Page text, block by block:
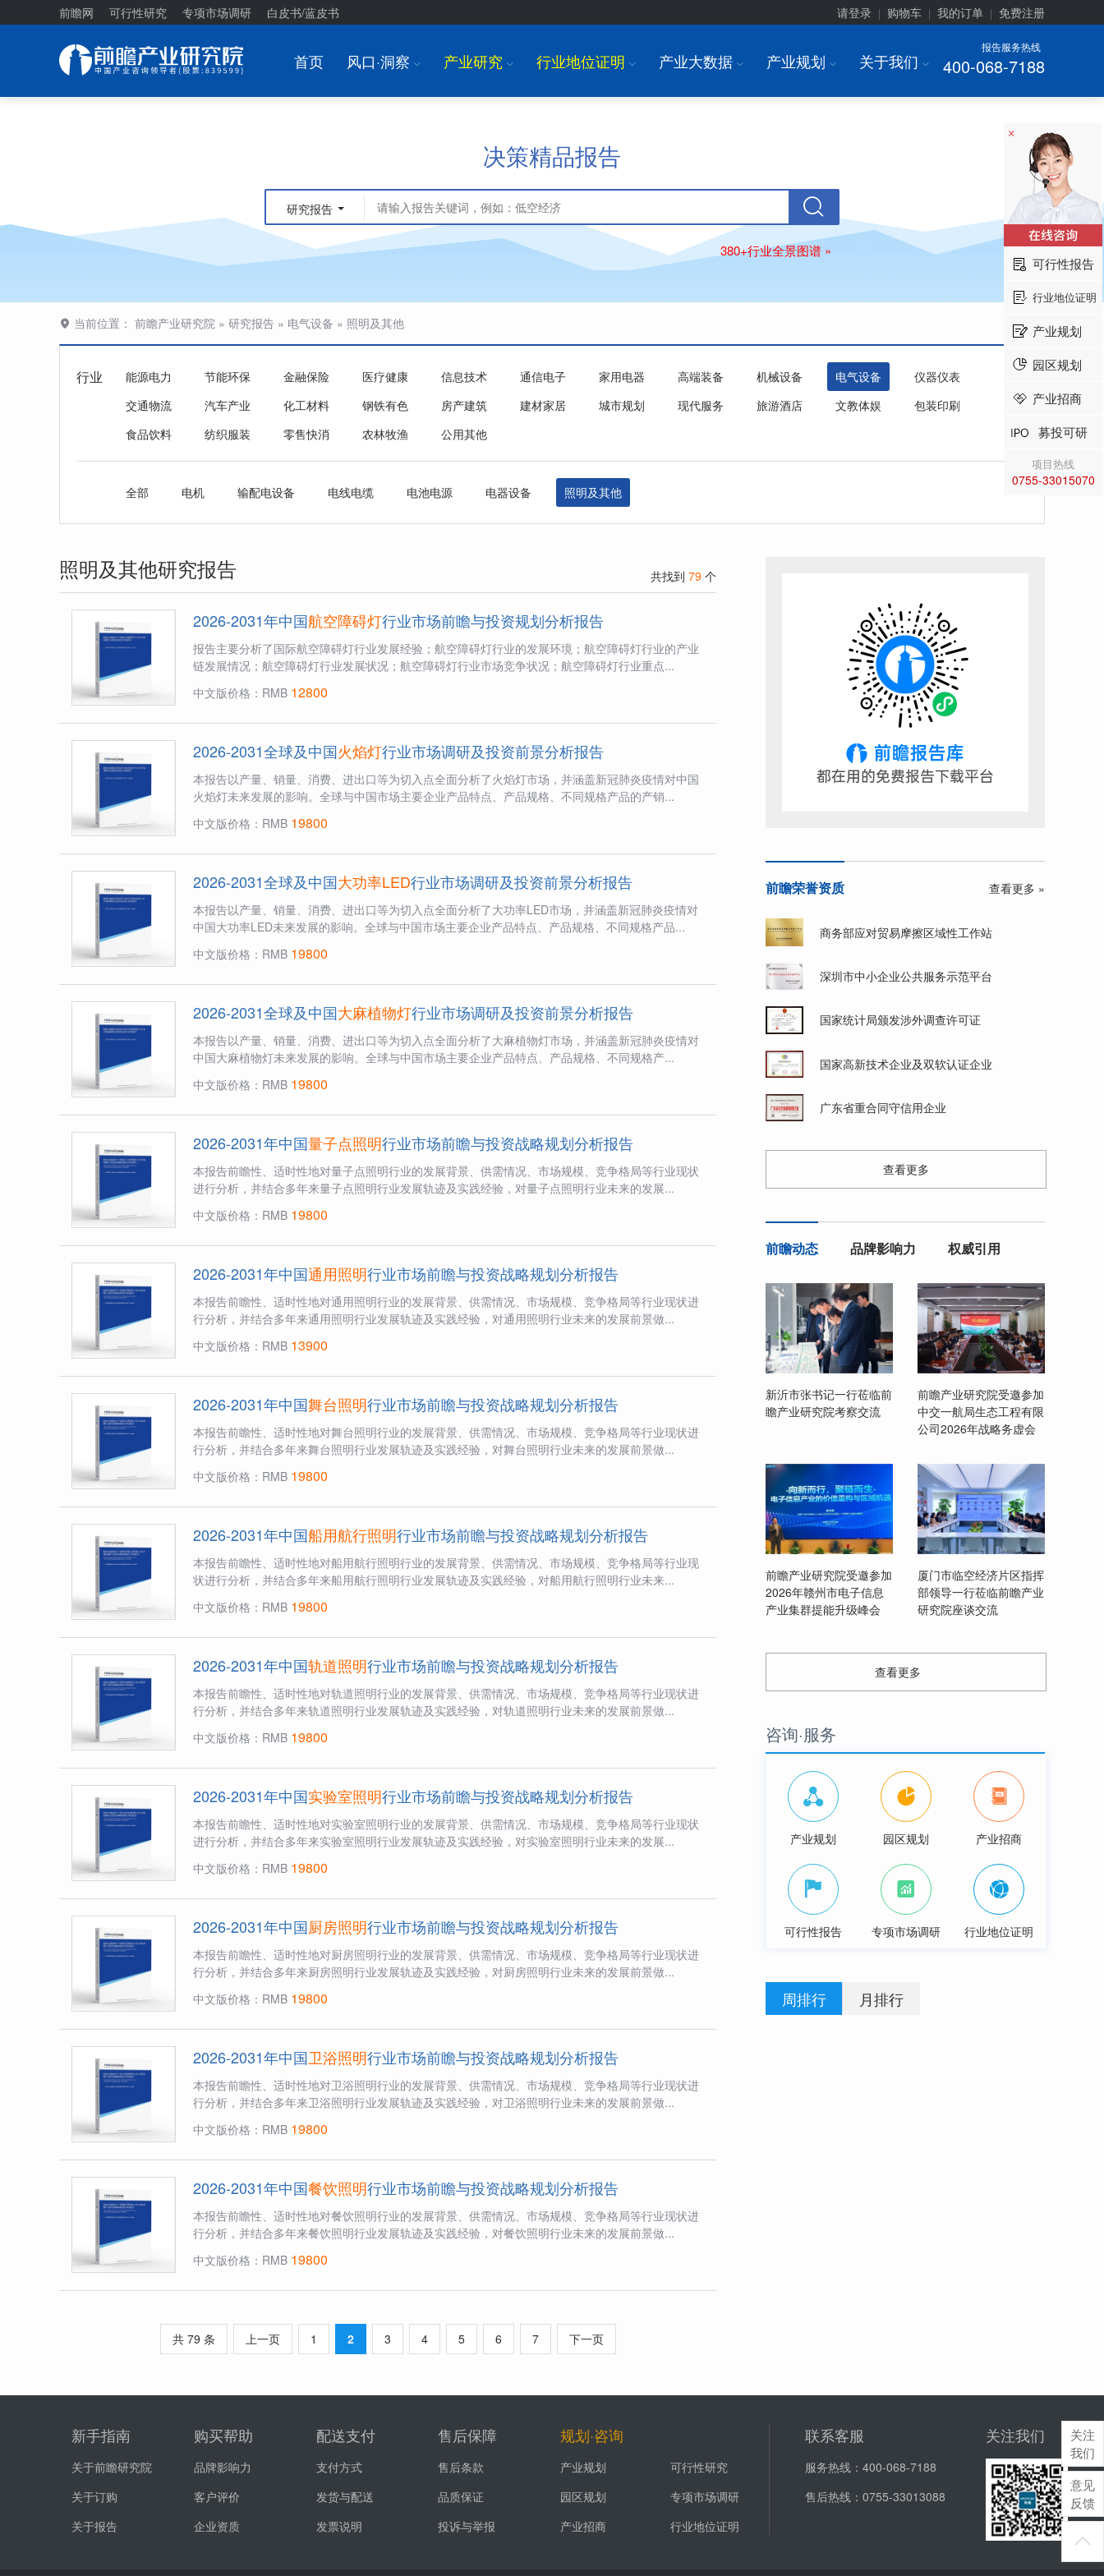
前瞻网 可行性研究 专项市场调研 白皮书/蓝皮书 请登录 购物车 我的订单 免费注册
报告服务热线
400-068-7188
首页 风口·洞察 I 产业研究 I 行业地位证明 I 产业大数据 I 产业规划 I 关于我们 I
决策精品报告
研究报告
380+行业全景图谱 »
当前位置： 前瞻产业研究院 » 研究报告 » 电气设备 » 照明及其他
行业 能源电力 节能环保 金融保险 医疗健康 信息技术 通信电子 家用电器 高端装备 机械设备 电气设备
仪器仪表
交通物流
汽车产业 化工材料 钢铁有色 房产建筑 建材家居 城市规划 现代服务 旅游酒店 文教体娱
包装印刷
食品饮料
纺织服装 零售快消 农林牧渔 公用其他
全部 电机 输配电设备 电线电缆 电池电源 电器设备 照明及其他
照明及其他研究报告 共找到 79 个
2026-2031年中国航空障碍灯行业市场前瞻与投资规划分析报告
报告主要分析了国际航空障碍灯行业发展经验；航空障碍灯行业的发展环境；航空障碍灯行业的产业
链发展情况；航空障碍灯行业发展状况；航空障碍灯行业市场竞争状况；航空障碍灯行业重点...
中文版价格：RMB 12800
2026-2031全球及中国火焰灯行业市场调研及投资前景分析报告
本报告以产量、销量、消费、进出口等为切入点全面分析了火焰灯市场，并涵盖新冠肺炎疫情对中国
火焰灯未来发展的影响。全球与中国市场主要企业产品特点、产品规格、不同规格产品的产销...
中文版价格：RMB 19800
2026-2031全球及中国大功率LED行业市场调研及投资前景分析报告
本报告以产量、销量、消费、进出口等为切入点全面分析了大功率LED市场，并涵盖新冠肺炎疫情对
中国大功率LED未来发展的影响。全球与中国市场主要企业产品特点、产品规格、不同规格产品...
中文版价格：RMB 19800
2026-2031全球及中国大麻植物灯行业市场调研及投资前景分析报告
本报告以产量、销量、消费、进出口等为切入点全面分析了大麻植物灯市场，并涵盖新冠肺炎疫情对
中国大麻植物灯未来发展的影响。全球与中国市场主要企业产品特点、产品规格、不同规格产...
中文版价格：RMB 19800
2026-2031年中国量子点照明行业市场前瞻与投资战略规划分析报告
本报告前瞻性、适时性地对量子点照明行业的发展背景、供需情况、市场规模、竞争格局等行业现状
进行分析，并结合多年来量子点照明行业发展轨迹及实践经验，对量子点照明行业未来的发展...
中文版价格：RMB 19800
2026-2031年中国通用照明行业市场前瞻与投资战略规划分析报告
本报告前瞻性、适时性地对通用照明行业的发展背景、供需情况、市场规模、竞争格局等行业现状进
行分析，并结合多年来通用照明行业发展轨迹及实践经验，对通用照明行业未来的发展前景做...
中文版价格：RMB 13900
2026-2031年中国舞台照明行业市场前瞻与投资战略规划分析报告
本报告前瞻性、适时性地对舞台照明行业的发展背景、供需情况、市场规模、竞争格局等行业现状进
行分析，并结合多年来舞台照明行业发展轨迹及实践经验，对舞台照明行业未来的发展前景做...
中文版价格：RMB 19800
2026-2031年中国船用航行照明行业市场前瞻与投资战略规划分析报告
本报告前瞻性、适时性地对船用航行照明行业的发展背景、供需情况、市场规模、竞争格局等行业现
状进行分析，并结合多年来船用航行照明行业发展轨迹及实践经验，对船用航行照明行业未来...
中文版价格：RMB 19800
2026-2031年中国轨道照明行业市场前瞻与投资战略规划分析报告
本报告前瞻性、适时性地对轨道照明行业的发展背景、供需情况、市场规模、竞争格局等行业现状进
行分析，并结合多年来轨道照明行业发展轨迹及实践经验，对轨道照明行业未来的发展前景做...
中文版价格：RMB 19800
2026-2031年中国实验室照明行业市场前瞻与投资战略规划分析报告
本报告前瞻性、适时性地对实验室照明行业的发展背景、供需情况、市场规模、竞争格局等行业现状
进行分析，并结合多年来实验室照明行业发展轨迹及实践经验，对实验室照明行业未来的发展...
中文版价格：RMB 19800
2026-2031年中国厨房照明行业市场前瞻与投资战略规划分析报告
本报告前瞻性、适时性地对厨房照明行业的发展背景、供需情况、市场规模、竞争格局等行业现状进
行分析，并结合多年来厨房照明行业发展轨迹及实践经验，对厨房照明行业未来的发展前景做...
中文版价格：RMB 19800
2026-2031年中国卫浴照明行业市场前瞻与投资战略规划分析报告
本报告前瞻性、适时性地对卫浴照明行业的发展背景、供需情况、市场规模、竞争格局等行业现状进
行分析，并结合多年来卫浴照明行业发展轨迹及实践经验，对卫浴照明行业未来的发展前景做...
中文版价格：RMB 19800
2026-2031年中国餐饮照明行业市场前瞻与投资战略规划分析报告
本报告前瞻性、适时性地对餐饮照明行业的发展背景、供需情况、市场规模、竞争格局等行业现状进
行分析，并结合多年来餐饮照明行业发展轨迹及实践经验，对餐饮照明行业未来的发展前景做...
中文版价格：RMB 19800
共 79 条 上一页 1 2 3 4 5 6 7 下一页
前瞻荣誉资质 查看更多 »
商务部应对贸易摩擦区域性工作站
深圳市中小企业公共服务示范平台
国家统计局颁发涉外调查许可证
国家高新技术企业及双软认证企业
广东省重合同守信用企业
查看更多
前瞻动态 品牌影响力 权威引用
新沂市张书记一行莅临前
瞻产业研究院考察交流
前瞻产业研究院受邀参加
中交一航局生态工程有限
公司2026年战略务虚会
前瞻产业研究院受邀参加
2026年赣州市电子信息
产业集群提能升级峰会
厦门市临空经济片区指挥
部领导一行莅临前瞻产业
研究院座谈交流
查看更多
咨询·服务
产业规划 园区规划 产业招商
可行性报告 专项市场调研 行业地位证明
周排行 月排行
×
可行性报告
行业地位证明
产业规划
园区规划
产业招商
募投可研
项目热线
0755-33015070
关注
我们
意见
反馈
J
新手指南
关于前瞻研究院
关于订购
关于报告
购买帮助
品牌影响力
客户评价
企业资质
配送支付
支付方式
发货与配送
发票说明
售后保障
售后条款
品质保证
投诉与举报
规划·咨询
产业规划
可行性研究
园区规划
专项市场调研
产业招商
行业地位证明
联系客服
服务热线： 400-068-7188
售后热线： 0755-33013088
关注我们